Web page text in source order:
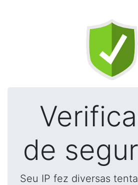
de
Seu IP fez diversas